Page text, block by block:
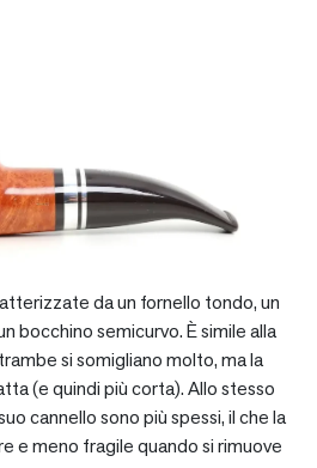
da un fornello tondo, un
bocchino semicurvo. È simile alla
si somigliano molto, ma la
(e quindi più corta). Allo stesso
cannello sono più spessi, il che la
e meno fragile quando si rimuove